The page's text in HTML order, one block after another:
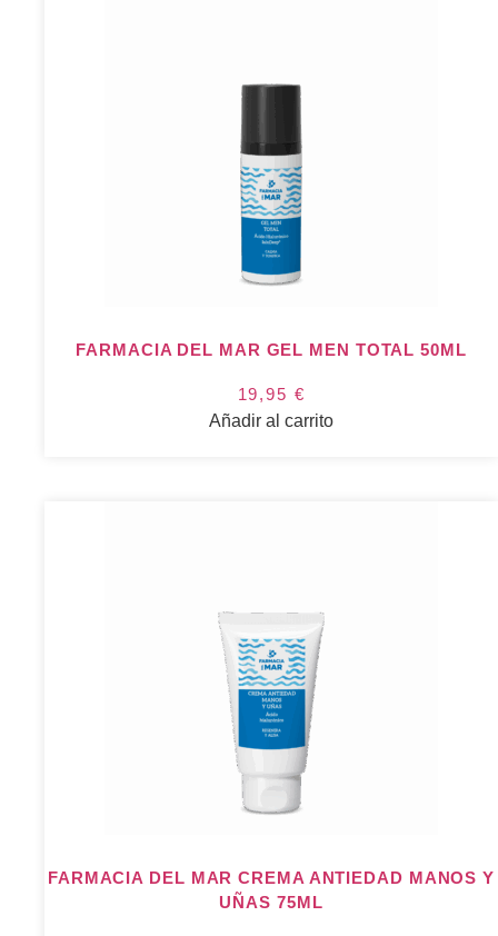
FARMACIA DEL MAR GEL MEN TOTAL 50ML
19,95 €
Añadir al carrito
FARMACIA DEL MAR CREMA ANTIEDAD MANOS Y
UÑAS 75ML